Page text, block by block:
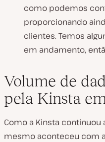
como podemos
proporcionando
clientes. Temos
em andamento,
Volume de
pela Kinsta
Como a Kinsta
mesmo aconteceu com